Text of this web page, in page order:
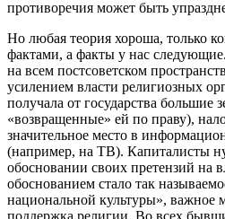
противоречия может быть
Но любая теория хороша, только
фактами, а факты у нас
на всем постсоветском
усилением власти религиозных
получала от государства большие
«возвращенные» ей по праву),
значительное место в
(например, на ТВ). Капиталисты
обосновании своих претензий на
обоснованием стало так
национальной культуры», важное
поддержка религии. Во всех